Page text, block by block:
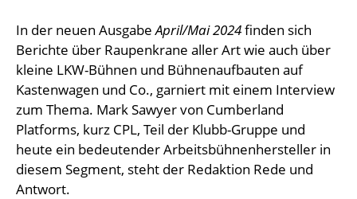
In der neuen AusgabeApril/Mai 2024finden sich
Berichte über Raupenkrane aller Art wie auch über
kleine LKW-Bühnen und Bühnenaufbauten auf
Kastenwagen und Co., garniert mit einem Interview
zum Thema. Mark Sawyer von Cumberland
Platforms, kurz CPL, Teil der Klubb-Gruppe und
heute ein bedeutender Arbeitsbühnenhersteller in
diesem Segment, steht der Redaktion Rede und
Antwort.